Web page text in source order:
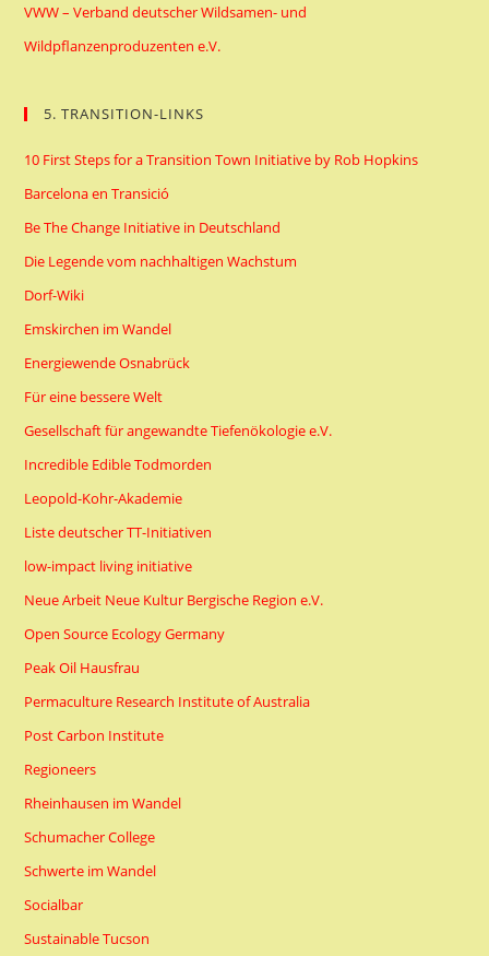
VWW – Verband deutscher Wildsamen- und
Wildpflanzenproduzenten e.V.
5. TRANSITION-LINKS
10 First Steps for a Transition Town Initiative by Rob Hopkins
Barcelona en Transició
Be The Change Initiative in Deutschland
Die Legende vom nachhaltigen Wachstum
Dorf-Wiki
Emskirchen im Wandel
Energiewende Osnabrück
Für eine bessere Welt
Gesellschaft für angewandte Tiefenökologie e.V.
Incredible Edible Todmorden
Leopold-Kohr-Akademie
Liste deutscher TT-Initiativen
low-impact living initiative
Neue Arbeit Neue Kultur Bergische Region e.V.
Open Source Ecology Germany
Peak Oil Hausfrau
Permaculture Research Institute of Australia
Post Carbon Institute
Regioneers
Rheinhausen im Wandel
Schumacher College
Schwerte im Wandel
Socialbar
Sustainable Tucson